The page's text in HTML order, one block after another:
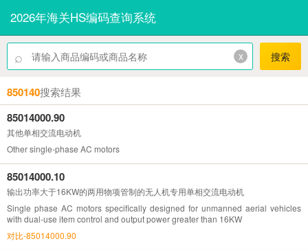
2026年海关HS编码查询系统
⌕ x 搜索
850140搜索结果
85014000.90
其他单相交流电动机
Other single-phase AC motors
85014000.10
输出功率大于16KW的两用物项管制的无人机专用单相交流电动机
Single phase AC motors specifically designed for unmanned aerial vehicles
with dual-use item control and output power greater than 16KW
对比-85014000.90